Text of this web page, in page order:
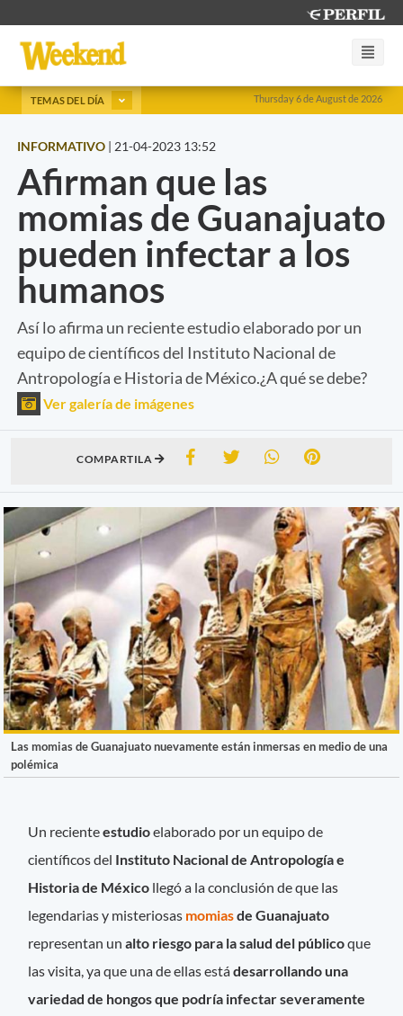
Thursday 6 de August de 2026
TEMAS DEL DÍA
INFORMATIVO | 21-04-2023 13:52
Afirman que las
momias de Guanajuato
pueden infectar a los
humanos
Así lo afirma un reciente estudio elaborado por un
equipo de científicos del Instituto Nacional de
Antropología e Historia de México.¿A qué se debe?
Ver galería de imágenes
COMPARTILA
Las momias de Guanajuato nuevamente están inmersas en medio de una
polémica
Un recienteestudioelaborado por un equipo de
científicos del Instituto Nacional de Antropología e
Historia de México llegó a la conclusión de que las
legendarias y misteriosas momiasde Guanajuato
representan unalto riesgo para la salud del públicoque
las visita, ya que una de ellas estádesarrollando una
variedad de hongos que podría infectar severamente